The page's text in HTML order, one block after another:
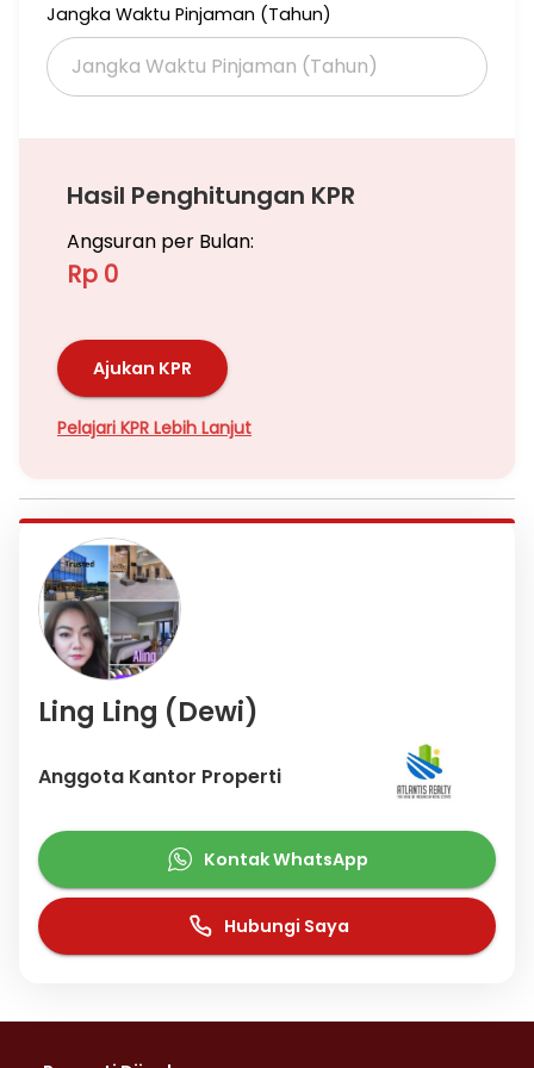
Ac 5 Unit
Meja room meeting
Meja kantor
Meja Owner
wa klik iklan untuk detail dan survei
thank you
Jangka Waktu Pinjaman (Tahun)
Hasil Penghitungan KPR
Angsuran per Bulan:
Rp 0
Ajukan KPR
Pelajari KPR Lebih Lanjut
Ling Ling (Dewi)
Anggota Kantor Properti
Kontak WhatsApp
Hubungi Saya